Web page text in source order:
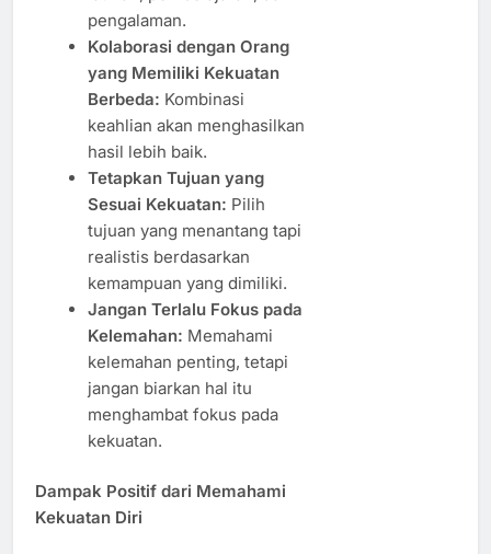
pengalaman.
Kolaborasi dengan Orang
yang Memiliki Kekuatan
Berbeda: Kombinasi
keahlian akan menghasilkan
hasil lebih baik.
Tetapkan Tujuan yang
Sesuai Kekuatan: Pilih
tujuan yang menantang tapi
realistis berdasarkan
kemampuan yang dimiliki.
Jangan Terlalu Fokus pada
Kelemahan: Memahami
kelemahan penting, tetapi
jangan biarkan hal itu
menghambat fokus pada
kekuatan.
Dampak Positif dari Memahami
Kekuatan Diri